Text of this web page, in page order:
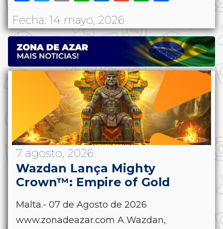
Fecha: 14 mayo, 2026
7 agosto, 2026
Wazdan Lança Mighty
Crown™: Empire of Gold
Malta.- 07 de Agosto de 2026
www.zonadeazar.com A Wazdan,